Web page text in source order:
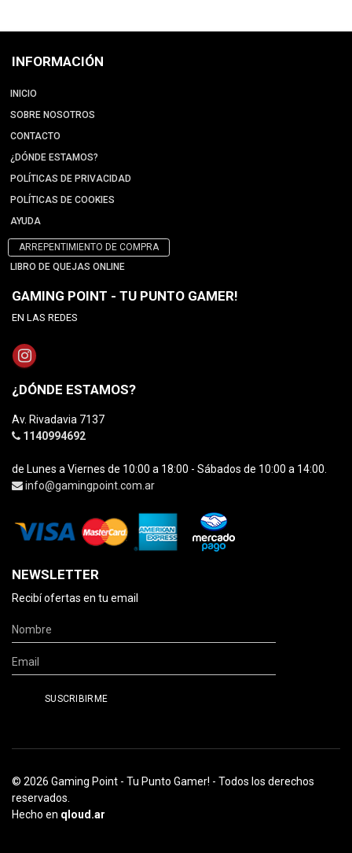
INFORMACIÓN
INICIO
SOBRE NOSOTROS
CONTACTO
¿DÓNDE ESTAMOS?
POLÍTICAS DE PRIVACIDAD
POLÍTICAS DE COOKIES
AYUDA
ARREPENTIMIENTO DE COMPRA
LIBRO DE QUEJAS ONLINE
GAMING POINT - TU PUNTO GAMER!
EN LAS REDES
¿DÓNDE ESTAMOS?
Av. Rivadavia 7137
1140994692
de Lunes a Viernes de 10:00 a 18:00 - Sábados de 10:00 a 14:00.
info@gamingpoint.com.ar
NEWSLETTER
Recibí ofertas en tu email
© 2026 Gaming Point - Tu Punto Gamer! - Todos los derechos
reservados.
Hecho en qloud.ar